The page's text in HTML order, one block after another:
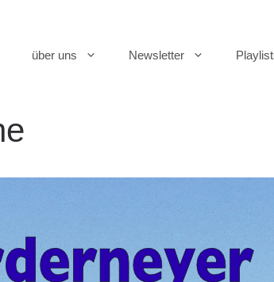
über uns Newsletter